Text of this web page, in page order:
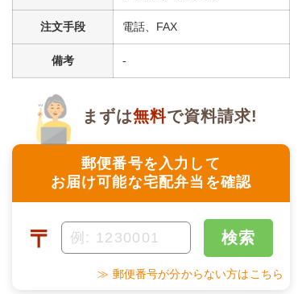
注文手段 電話、FAX
備考 -
郵便番号を入力して
お届け可能な宅配弁当を確認
まずは無料で資料請求!
〒 検索
≫ 郵便番号が分からない方はこちら